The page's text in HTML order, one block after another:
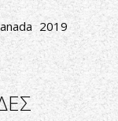
2019